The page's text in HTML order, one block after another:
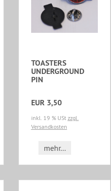
TOASTERS
UNDERGROUND
PIN
EUR 3,50
inkl. 19 % USt zzgl.
Versandkosten
mehr...